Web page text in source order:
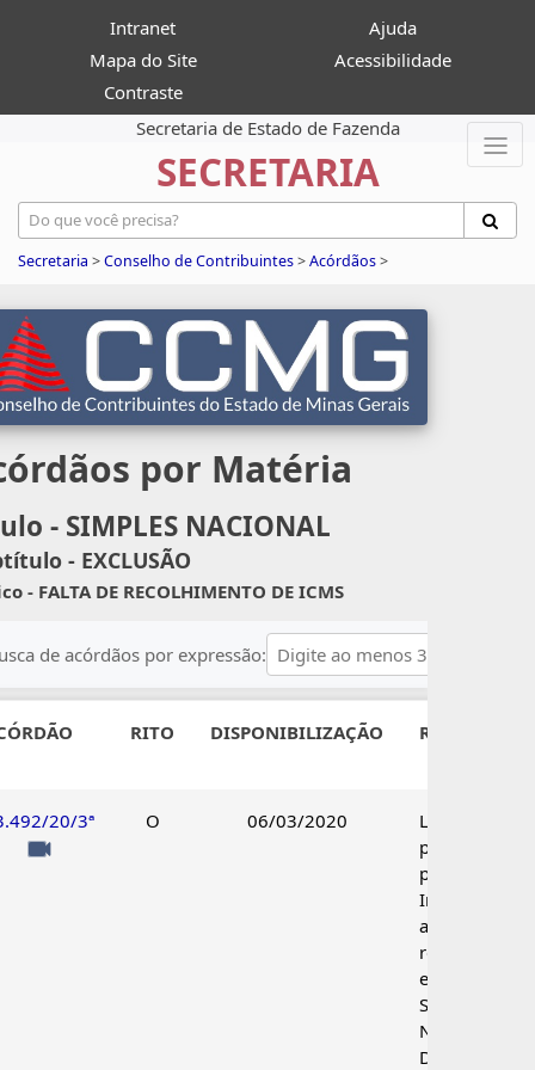
Intranet
Ajuda
Mapa do Site
Acessibilidade
Contraste
Secretaria de Estado de Fazenda
SECRETARIA
Secretaria >Conselho de Contribuintes>Acórdãos>
por Matéria
- SIMPLES NACIONAL
- EXCLUSÃO
- FALTA DE RECOLHIMENTO DE ICMS
de acórdãos por expressão:
RITO DISPONIBILIZAÇÃO RESULTADO
20/3ª O 06/03/2020
Lançamento
parcialmente
procedente.
Improcedente
a impugnação
relativa à
exclusão do
Simples
Nacional.
Decisões